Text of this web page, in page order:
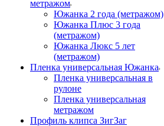
метражом
Южанка 2 года (метражом)
Южанка Плюс 3 года
(метражом)
Южанка Люкс 5 лет
(метражом)
Пленка универсальная Южанка
Пленка универсальная в
рулоне
Пленка универсальная
метражом
Профиль клипса ЗигЗаг